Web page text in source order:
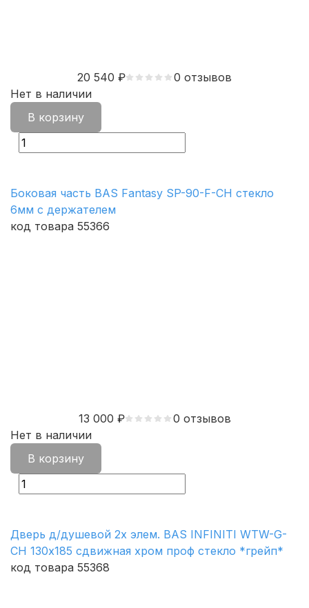
20 540 ₽
0 отзывов
Нет в наличии
В корзину
Боковая часть BAS Fantasy SP-90-F-CH стекло
6мм с держателем
код товара 55366
13 000 ₽
0 отзывов
Нет в наличии
В корзину
Дверь д/душевой 2х элем. BAS INFINITI WTW-G-
CH 130х185 сдвижная хром проф стекло *грейп*
код товара 55368